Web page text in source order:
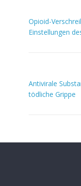
Opioid-
Einstellungen
Antivirale
tödliche Grippe